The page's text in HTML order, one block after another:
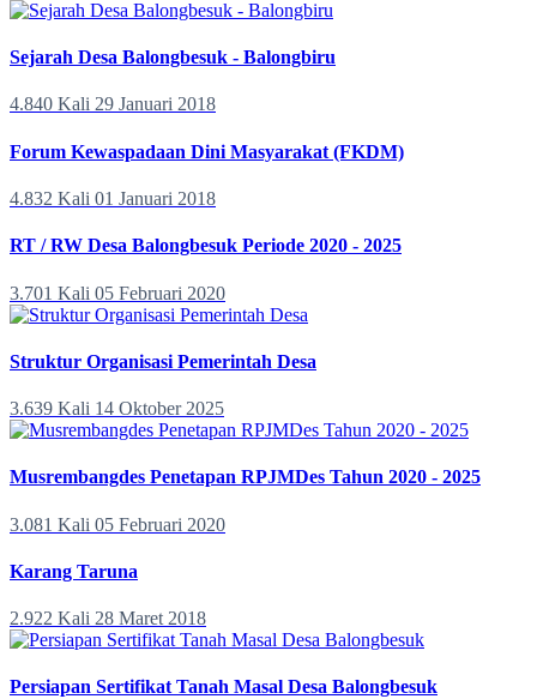
Sejarah Desa Balongbesuk - Balongbiru
4.840 Kali 29 Januari 2018
Forum Kewaspadaan Dini Masyarakat (FKDM)
4.832 Kali 01 Januari 2018
RT / RW Desa Balongbesuk Periode 2020 - 2025
3.701 Kali 05 Februari 2020
Struktur Organisasi Pemerintah Desa
3.639 Kali 14 Oktober 2025
Musrembangdes Penetapan RPJMDes Tahun 2020 - 2025
3.081 Kali 05 Februari 2020
Karang Taruna
2.922 Kali 28 Maret 2018
Persiapan Sertifikat Tanah Masal Desa Balongbesuk